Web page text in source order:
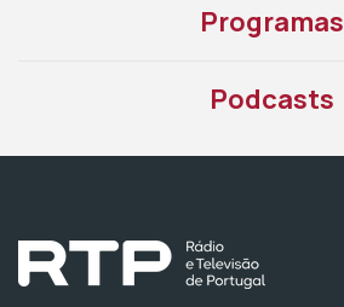
Programas
Podcasts